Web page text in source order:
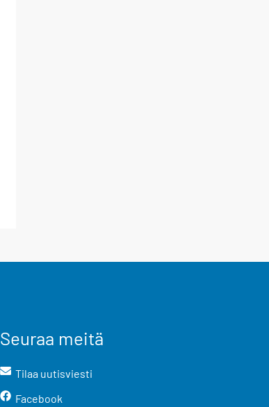
Seuraa meitä
Tilaa uutisviesti
Facebook